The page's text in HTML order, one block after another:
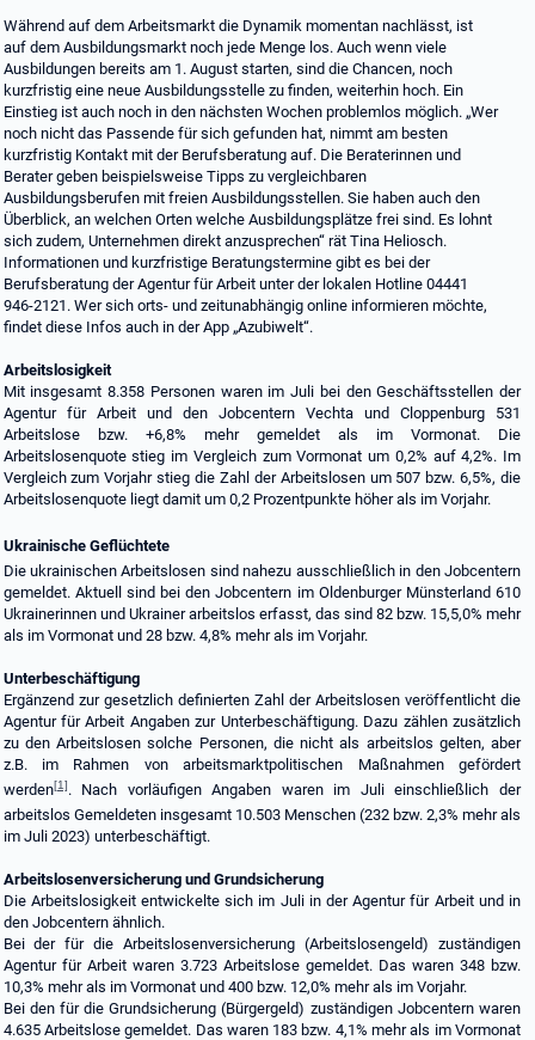
Während auf dem Arbeitsmarkt die Dynamik momentan nachlässt, ist
auf dem Ausbildungsmarkt noch jede Menge los. Auch wenn viele
Ausbildungen bereits am 1. August starten, sind die Chancen, noch
kurzfristig eine neue Ausbildungsstelle zu finden, weiterhin hoch. Ein
Einstieg ist auch noch in den nächsten Wochen problemlos möglich. „Wer
noch nicht das Passende für sich gefunden hat, nimmt am besten
kurzfristig Kontakt mit der Berufsberatung auf. Die Beraterinnen und
Berater geben beispielsweise Tipps zu vergleichbaren
Ausbildungsberufen mit freien Ausbildungsstellen. Sie haben auch den
Überblick, an welchen Orten welche Ausbildungsplätze frei sind. Es lohnt
sich zudem, Unternehmen direkt anzusprechen“ rät Tina Heliosch.
Informationen und kurzfristige Beratungstermine gibt es bei der
Berufsberatung der Agentur für Arbeit unter der lokalen Hotline 04441
946-2121. Wer sich orts- und zeitunabhängig online informieren möchte,
findet diese Infos auch in der App „Azubiwelt“.
Arbeitslosigkeit
Mit insgesamt 8.358 Personen waren im Juli bei den Geschäftsstellen der
Agentur für Arbeit und den Jobcentern Vechta und Cloppenburg 531
Arbeitslose bzw. +6,8% mehr gemeldet als im Vormonat. Die
Arbeitslosenquote stieg im Vergleich zum Vormonat um 0,2% auf 4,2%. Im
Vergleich zum Vorjahr stieg die Zahl der Arbeitslosen um 507 bzw. 6,5%, die
Arbeitslosenquote liegt damit um 0,2 Prozentpunkte höher als im Vorjahr.
Ukrainische Geflüchtete
Die ukrainischen Arbeitslosen sind nahezu ausschließlich in den Jobcentern
gemeldet. Aktuell sind bei den Jobcentern im Oldenburger Münsterland 610
Ukrainerinnen und Ukrainer arbeitslos erfasst, das sind 82 bzw. 15,5,0% mehr
als im Vormonat und 28 bzw. 4,8% mehr als im Vorjahr.
Unterbeschäftigung
Ergänzend zur gesetzlich definierten Zahl der Arbeitslosen veröffentlicht die
Agentur für Arbeit Angaben zur Unterbeschäftigung. Dazu zählen zusätzlich
zu den Arbeitslosen solche Personen, die nicht als arbeitslos gelten, aber
z.B. im Rahmen von arbeitsmarktpolitischen Maßnahmen gefördert
werden[1]. Nach vorläufigen Angaben waren im Juli einschließlich der
arbeitslos Gemeldeten insgesamt 10.503 Menschen (232 bzw. 2,3% mehr als
im Juli 2023) unterbeschäftigt.
Arbeitslosenversicherung und Grundsicherung
Die Arbeitslosigkeit entwickelte sich im Juli in der Agentur für Arbeit und in
den Jobcentern ähnlich.
Bei der für die Arbeitslosenversicherung (Arbeitslosengeld) zuständigen
Agentur für Arbeit waren 3.723 Arbeitslose gemeldet. Das waren 348 bzw.
10,3% mehr als im Vormonat und 400 bzw. 12,0% mehr als im Vorjahr.
Bei den für die Grundsicherung (Bürgergeld) zuständigen Jobcentern waren
4.635 Arbeitslose gemeldet. Das waren 183 bzw. 4,1% mehr als im Vormonat